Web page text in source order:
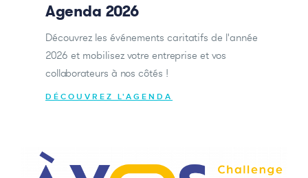
Agenda 2026
Découvrez les événements caritatifs de l'année
2026 et mobilisez votre entreprise et vos
collaborateurs à nos côtés !
DÉCOUVREZ L'AGENDA